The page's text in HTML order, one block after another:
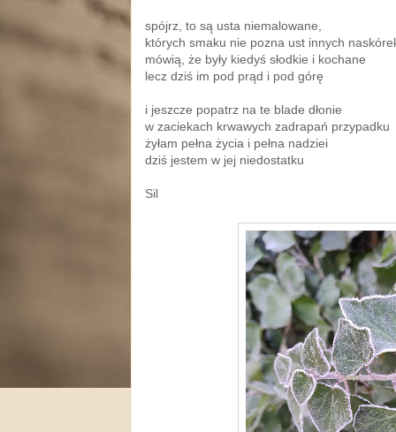
spójrz, to są usta niemalowane,
których smaku nie pozna ust innych
mówią, że były kiedyś słodkie i kochane
lecz dziś im pod prąd i pod górę
i jeszcze popatrz na te blade dłonie
w zaciekach krwawych zadrapań przypadku
żyłam pełna życia i pełna nadziei
dziś jestem w jej niedostatku
Sil